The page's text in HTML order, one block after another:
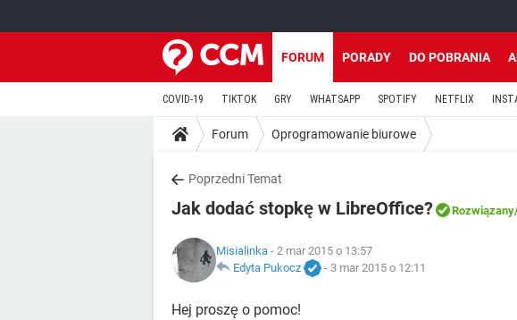
FORUM PORADY DO POBRANIA
COVID-19 TIKTOK GRY WHATSAPP SPOTIFY NETFLIX
Forum Oprogramowanie biurowe
Poprzedni Temat
Jak dodać stopkę w LibreOffice? Rozwiązany
Misialinka - 2 mar 2015 o 13:57
Edyta Pukocz
- 3 mar 2015 o 12:11
Hej proszę o pomoc!